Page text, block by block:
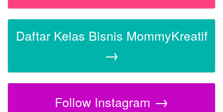
Daftar Kelas Bisnis MommyKreatif
→
Follow Instagram →